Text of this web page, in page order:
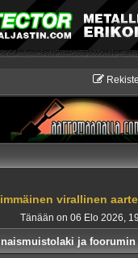
virallinen
Tänään on 06 Elo 2026,
ja foorumin